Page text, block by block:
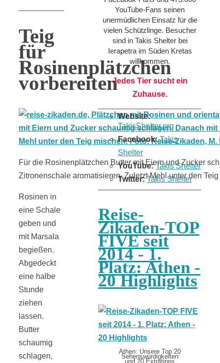
Teig
für
Rosinenplätzchen
vorbereiten
Für die Rosinenplätzchen Butter mit Eiern und Zucker
Zitronenschale aromatisieren. Zuletzt Mehl unter den
Rosinen in
eine Schale
geben und
mit Marsala
begießen.
Abgedeckt
eine halbe
Stunde
ziehen
lassen.
Butter
schaumig
schlagen,
YouTube-Fans seinen
unermüdlichen Einsatz für die
vielen Schützlinge. Besucher
sind in Takis Shelter bei
Ierapetra im Süden Kretas
willkommen.
Jedes Tier sucht ein
Zuhause.
Website:
TakisShelter.org
Facebook:Takis
Shelter
YouTube:Takis Shelter
Twitter:Takis Shelter
Reise-
Zikaden-TOP
FIVE seit
2014 - 1.
Platz: Athen -
20 Highlights
Athen: Unsere Top 20
Sehenswürdigkeiten
und 20 Extratipps